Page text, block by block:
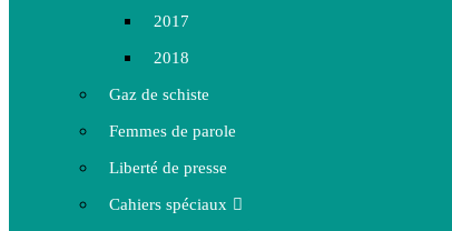
2017
2018
Gaz de schiste
Femmes de parole
Liberté de presse
Cahiers spéciaux